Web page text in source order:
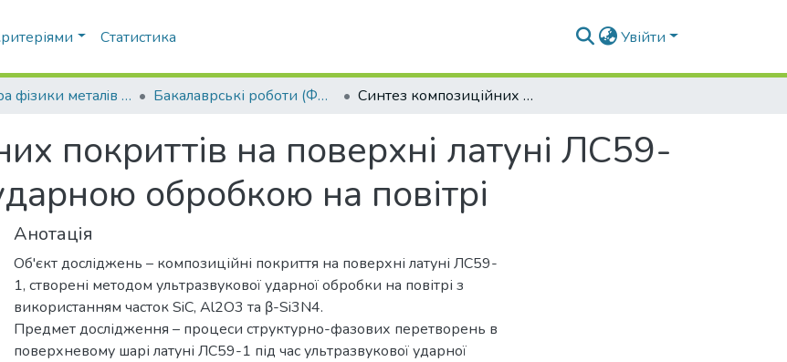
Статистика Увійти
Кафедра фiзики металiв (ФМ ІФФ) Бакалаврські роботи (ФМ ІФФ) Синтез композиційних покриттів на поверхні латуні ЛС59-1 ультразвуковою ударною обробкою на повітрі
покриттів на поверхні латуні ЛС59-
обробкою на повітрі
Анотація
Об'єкт досліджень – композиційні покриття на поверхні латуні ЛС59-
1, створені методом ультразвукової ударної обробки на повітрі з
використанням часток SiC, Al2O3 та β-Si3N4.
Предмет дослідження – процеси структурно-фазових перетворень в
поверхневому шарі латуні ЛС59-1 під час ультразвукової ударної